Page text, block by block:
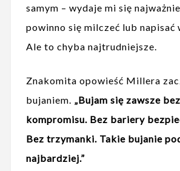
samym – wydaje mi się
powinno się milczeć lub napisać
Ale to chyba najtrudniejsze.
Znakomita opowieść Millera
bujaniem. „Bujam się zawsze bez
kompromisu. Bez bariery
Bez trzymanki. Takie bujanie
najbardziej.”